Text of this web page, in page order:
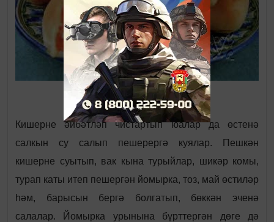
Кишерне әйбәтләп чистартып юалар да өстенә
салкын су салып пешерергә куялар. Пешкән
кишерне суытып, вак кына турыйлар, шикәр комы,
турап каты итеп пешергән йомырка, тоз, май өстиләр
һәм, барысын бергә болгатып, бөккән эченә
салалар. Йомырка урынына бүрттергән дөге дә